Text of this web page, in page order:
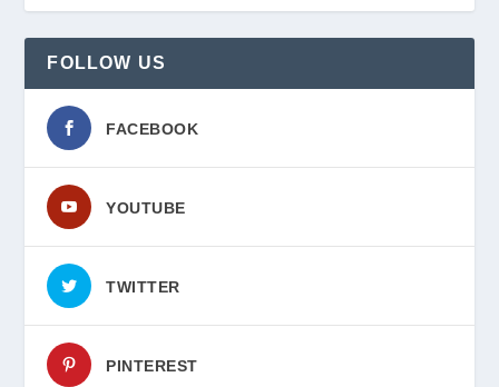
FOLLOW US
FACEBOOK
YOUTUBE
TWITTER
PINTEREST